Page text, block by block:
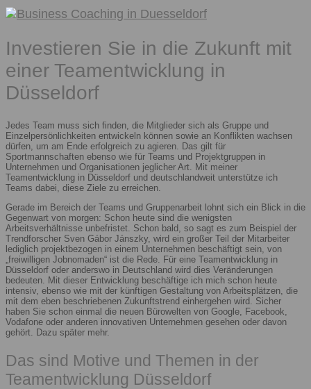
Investieren Sie in die Zukunft mit
einer Teamentwicklung in
Düsseldorf
Jedes Team muss sich finden, die Mitglieder sich als Gruppe und
Einzelpersönlichkeiten entwickeln können sowie an Konflikten wachsen
dürfen, um am Ende erfolgreich zu agieren. Das gilt für
Sportmannschaften ebenso wie für Teams und Projektgruppen in
Unternehmen und Organisationen jeglicher Art. Mit meiner
Teamentwicklung in Düsseldorf und deutschlandweit unterstütze ich
Teams dabei, diese Ziele zu erreichen.
Gerade im Bereich der Teams und Gruppenarbeit lohnt sich ein Blick in die
Gegenwart von morgen: Schon heute sind die wenigsten
Arbeitsverhältnisse unbefristet. Schon bald, so sagt es zum Beispiel der
Trendforscher Sven Gábor Jánszky, wird ein großer Teil der Mitarbeiter
lediglich projektbezogen in einem Unternehmen beschäftigt sein, von
„freiwilligen Jobnomaden“ ist die Rede. Für eine Teamentwicklung in
Düsseldorf oder anderswo in Deutschland wird dies Veränderungen
bedeuten. Mit dieser Entwicklung beschäftige ich mich schon heute
intensiv, ebenso wie mit der künftigen Gestaltung von Arbeitsplätzen, die
mit dem eben beschriebenen Zukunftstrend einhergehen wird. Sicher
haben Sie schon einmal die neuen Bürowelten von Google, Facebook,
Vodafone oder anderen innovativen Unternehmen gesehen oder davon
gehört. Dazu später mehr.
Das sind Motive und Themen in der
Teamentwicklung Düsseldorf